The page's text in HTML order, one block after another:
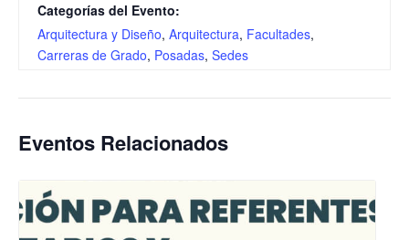
Categorías del Evento:
Arquitectura y Diseño, Arquitectura, Facultades,
Carreras de Grado, Posadas, Sedes
Eventos Relacionados